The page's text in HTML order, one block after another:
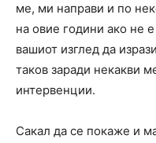
ме, ми направи и по
на овие години ако не е
вашиот изглед да
таков заради некакви
интервенции.
Сакал да се покаже и